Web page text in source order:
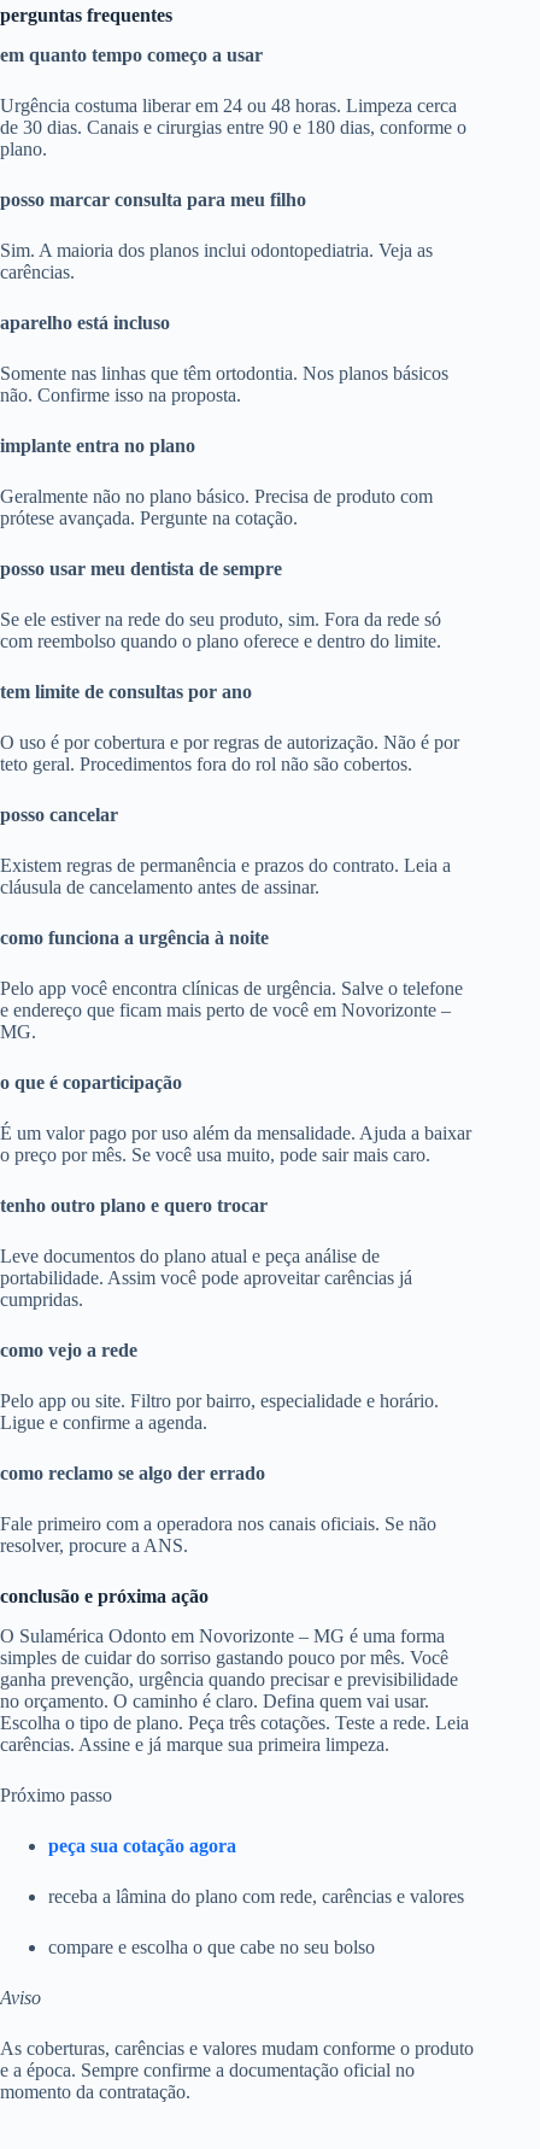
perguntas frequentes
em quanto tempo começo a usar
Urgência costuma liberar em 24 ou 48 horas. Limpeza cerca
de 30 dias. Canais e cirurgias entre 90 e 180 dias, conforme o
plano.
posso marcar consulta para meu filho
Sim. A maioria dos planos inclui odontopediatria. Veja as
carências.
aparelho está incluso
Somente nas linhas que têm ortodontia. Nos planos básicos
não. Confirme isso na proposta.
implante entra no plano
Geralmente não no plano básico. Precisa de produto com
prótese avançada. Pergunte na cotação.
posso usar meu dentista de sempre
Se ele estiver na rede do seu produto, sim. Fora da rede só
com reembolso quando o plano oferece e dentro do limite.
tem limite de consultas por ano
O uso é por cobertura e por regras de autorização. Não é por
teto geral. Procedimentos fora do rol não são cobertos.
posso cancelar
Existem regras de permanência e prazos do contrato. Leia a
cláusula de cancelamento antes de assinar.
como funciona a urgência à noite
Pelo app você encontra clínicas de urgência. Salve o telefone
e endereço que ficam mais perto de você em Novorizonte –
MG.
o que é coparticipação
É um valor pago por uso além da mensalidade. Ajuda a baixar
o preço por mês. Se você usa muito, pode sair mais caro.
tenho outro plano e quero trocar
Leve documentos do plano atual e peça análise de
portabilidade. Assim você pode aproveitar carências já
cumpridas.
como vejo a rede
Pelo app ou site. Filtro por bairro, especialidade e horário.
Ligue e confirme a agenda.
como reclamo se algo der errado
Fale primeiro com a operadora nos canais oficiais. Se não
resolver, procure a ANS.
conclusão e próxima ação
O Sulamérica Odonto em Novorizonte – MG é uma forma
simples de cuidar do sorriso gastando pouco por mês. Você
ganha prevenção, urgência quando precisar e previsibilidade
no orçamento. O caminho é claro. Defina quem vai usar.
Escolha o tipo de plano. Peça três cotações. Teste a rede. Leia
carências. Assine e já marque sua primeira limpeza.
Próximo passo
peça sua cotação agora
receba a lâmina do plano com rede, carências e valores
compare e escolha o que cabe no seu bolso
Aviso
As coberturas, carências e valores mudam conforme o produto
e a época. Sempre confirme a documentação oficial no
momento da contratação.